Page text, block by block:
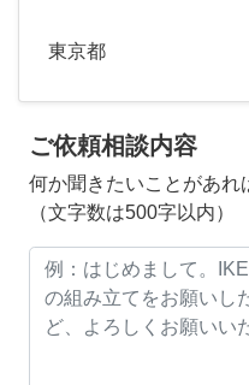
東京都
ご依頼相談内容
何か聞きたいことがあれ
（文字数は500字以内）